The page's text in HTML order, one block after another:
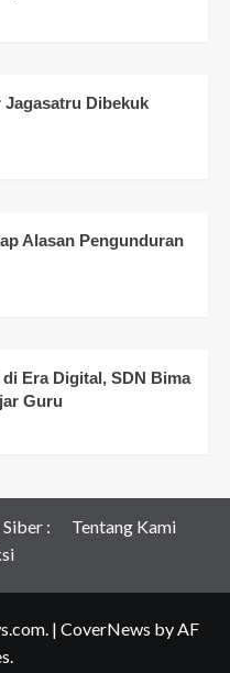
Jagasatru Dibekuk
Alasan Pengunduran
Era Digital, SDN Bima
Guru
:
Tentang Kami
| CoverNews by AF